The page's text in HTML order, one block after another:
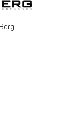
Berg